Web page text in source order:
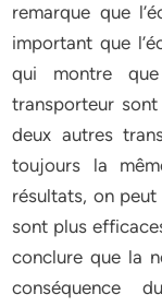
remarque que
important que
qui montre
transporteur
deux autres
toujours la
résultats, on
sont plus
conclure que la
conséquence